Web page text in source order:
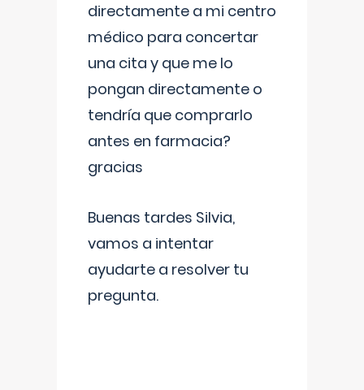
directamente a mi centro
médico para concertar
una cita y que me lo
pongan directamente o
tendría que comprarlo
antes en farmacia?
gracias
Buenas tardes Silvia,
vamos a intentar
ayudarte a resolver tu
pregunta.